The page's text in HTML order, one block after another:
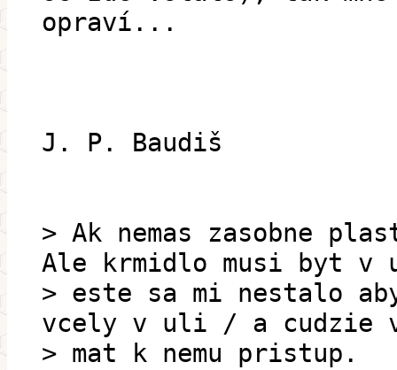
opraví...
J. P. Baudiš
> Ak nemas zasobne
Ale krmidlo musi byt
> este sa mi nestalo
vcely v uli / a cudzie
> mat k nemu pristup.